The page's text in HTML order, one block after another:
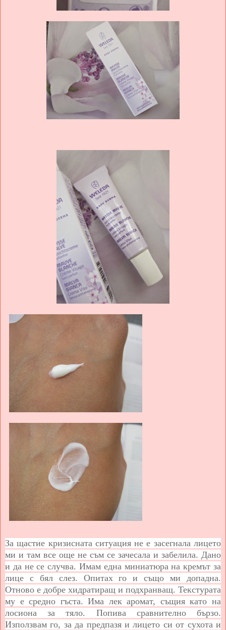
За щастие кризисната ситуация не е засегнала лицето
ми и там все още не съм се зачесала и забелила. Дано
и да не се случва. Имам една миниатюра на кремът за
лице с бял слез. Опитах го и също ми допадна.
Отново е добре хидратиращ и подхранващ. Текстурата
му е средно гъста. Има лек аромат, същия като на
лосиона за тяло. Попива сравнително бързо.
Използвам го, за да предпазя и лицето си от сухота и